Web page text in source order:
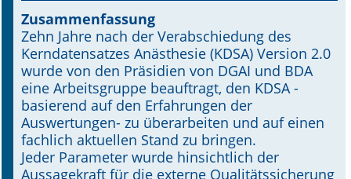
Supplements OrphanAnesthesia
Online First
A&I English
Mediadaten
Autoren-Service
Zusammenfassung
Zehn Jahre nach der Verabschiedung des
Kerndatensatzes Anästhesie (KDSA) Version 2.0
wurde von den Präsidien von DGAI und BDA
eine Arbeitsgruppe beauftragt, den KDSA -
basierend auf den Erfahrungen der
Auswertungen- zu überarbeiten und auf einen
fachlich aktuellen Stand zu bringen.
Jeder Parameter wurde hinsichtlich der
Aussagekraft für die externe Qualitätssicherung